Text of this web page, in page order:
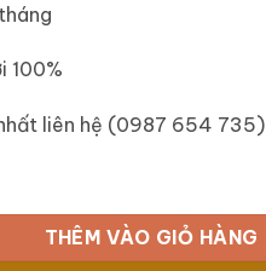
100%
liên hệ (0987 654 735)
One số lượng
THÊM VÀO GIỎ HÀNG